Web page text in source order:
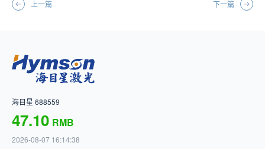
上一篇 下一篇
海目星 688559
47.10 RMB
2026-08-07 16:14:38